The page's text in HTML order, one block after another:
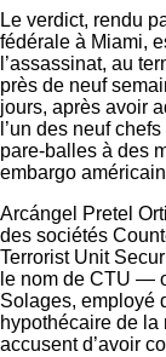
Le verdict, rendu
fédérale à Miami,
l’assassinat, au
près de neuf
jours, après avoir
l’un des neuf
pare-balles à des
embargo
Arcángel Pretel
des sociétés
Terrorist Unit
le nom de CTU —
Solages, employé
hypothécaire de
accusent d’avoir